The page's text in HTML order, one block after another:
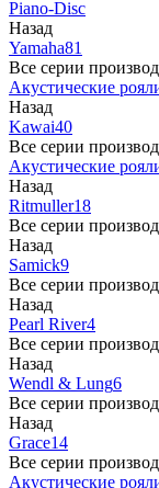
Piano-Disc
Назад
Yamaha81
Все серии
Акустические
Назад
Kawai40
Все серии
Акустические
Назад
Ritmuller18
Все серии
Назад
Samick9
Все серии
Назад
Pearl River4
Все серии
Назад
Wendl & Lung6
Все серии
Назад
Grace14
Все серии
Акустические